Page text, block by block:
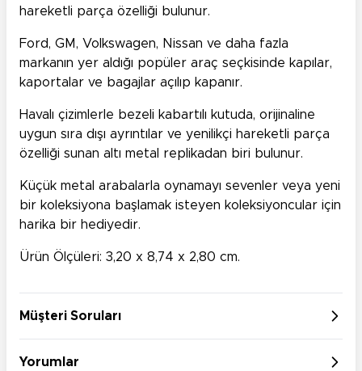
hareketli parça özelliği bulunur.
Ford, GM, Volkswagen, Nissan ve daha fazla
markanın yer aldığı popüler araç seçkisinde kapılar,
kaportalar ve bagajlar açılıp kapanır.
Havalı çizimlerle bezeli kabartılı kutuda, orijinaline
uygun sıra dışı ayrıntılar ve yenilikçi hareketli parça
özelliği sunan altı metal replikadan biri bulunur.
Küçük metal arabalarla oynamayı sevenler veya yeni
bir koleksiyona başlamak isteyen koleksiyoncular için
harika bir hediyedir.
Ürün Ölçüleri: 3,20 x 8,74 x 2,80 cm.
Müşteri Soruları
Yorumlar